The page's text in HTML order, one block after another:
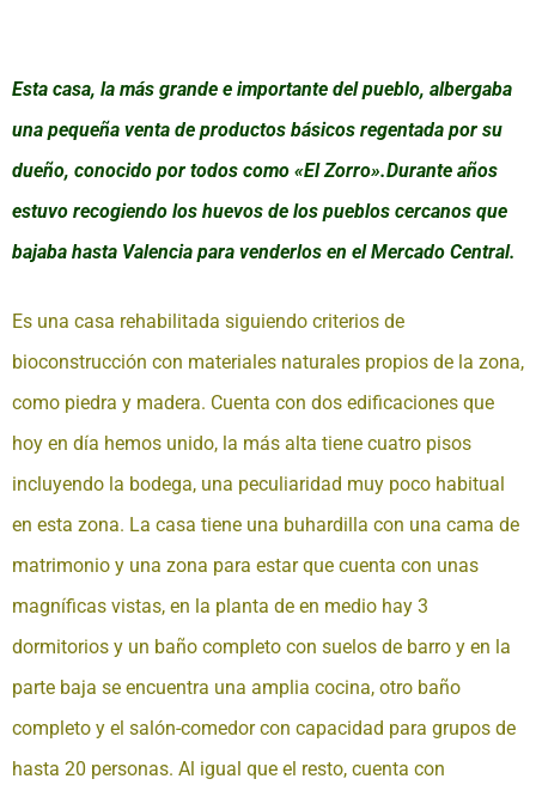
Esta casa, la más grande e importante del pueblo, albergaba
una pequeña venta de productos básicos regentada por su
dueño, conocido por todos como «El Zorro».Durante años
estuvo recogiendo los huevos de los pueblos cercanos que
bajaba hasta Valencia para venderlos en el Mercado Central.
Es una casa rehabilitada siguiendo criterios de
bioconstrucción con materiales naturales propios de la zona,
como piedra y madera. Cuenta con dos edificaciones que
hoy en día hemos unido, la más alta tiene cuatro pisos
incluyendo la bodega, una peculiaridad muy poco habitual
en esta zona. La casa tiene una buhardilla con una cama de
matrimonio y una zona para estar que cuenta con unas
magníficas vistas, en la planta de en medio hay 3
dormitorios y un baño completo con suelos de barro y en la
parte baja se encuentra una amplia cocina, otro baño
completo y el salón-comedor con capacidad para grupos de
hasta 20 personas. Al igual que el resto, cuenta con